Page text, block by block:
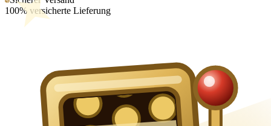
100% versicherte Lieferung